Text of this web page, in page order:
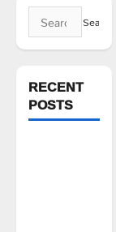
Search
for:
RECENT
POSTS